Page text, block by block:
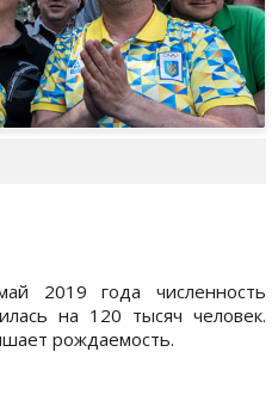
2019 года численность
на 120 тысяч человек.
рождаемость.